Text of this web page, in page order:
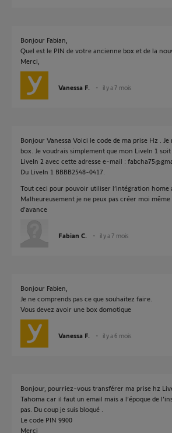
Bonjour Fabian,
Quel est le PIN de votre ancienne box et de la
Merci,
Vanessa F. il y a 7 mois
Bonjour Vanessa Voici le code de ma prise Hz . Je
box. Je voudrais simplement que mon LiveIn 1
LiveIn 2 avec cette adresse e-mail :
Du LiveIn 1 BBBB2548-0417.
Tout ceci pour pouvoir utiliser l’intégration home
Malheureusement je ne peux pas créer moi
d’avance
Fabian C. il y a 7 mois
Bonjour Fabien,
Je ne comprends pas ce que souhaitez faire.
Vous devez avoir une box domotique
Vanessa F. il y a 6 mois
Bonjour, pourriez-vous transférer ma prise hz
Tahoma car il faut un email mais a l’époque de
pas. Du coup je suis bloqué .
Le code PIN 9900
Merci